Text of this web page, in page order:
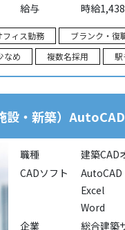
給与
時給
フィス勤務 ブランク・復
なめ 複数名採用 駅
・新築）
職種
建築CAD
CADソフト
AutoCAD
Excel
Word
企業
総合建築